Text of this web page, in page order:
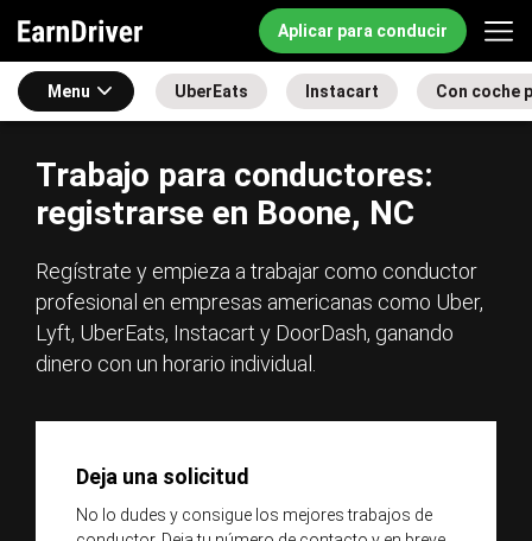
Aplicar para conducir
Menu UberEats Instacart Con coche
Trabajo para conductores:
registrarse en Boone, NC
Regístrate y empieza a trabajar como conductor
profesional en empresas americanas como Uber,
Lyft, UberEats, Instacart y DoorDash, ganando
dinero con un horario individual.
Deja una solicitud
No lo dudes y consigue los mejores trabajos de